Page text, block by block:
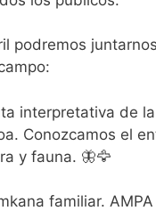
podremos
interpretativa de
Conozcamos el
y fauna. 🦋🦅
familiar. AMPA